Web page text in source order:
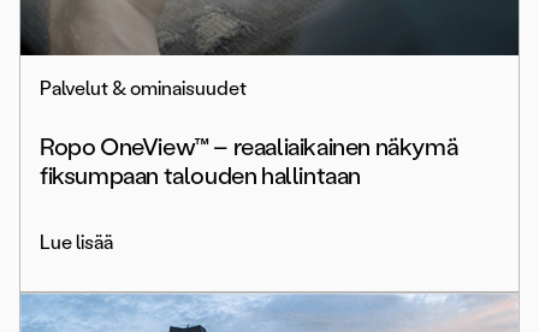
Palvelut & ominaisuudet
Ropo OneView™ – reaaliaikainen näkymä
fiksumpaan talouden hallintaan
Lue lisää